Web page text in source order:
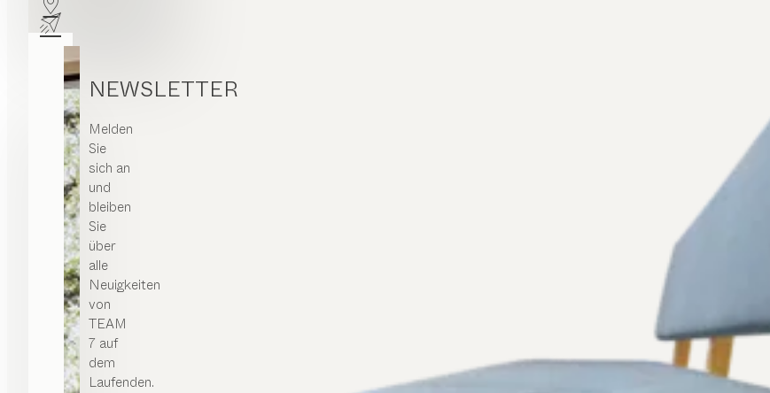
NEWSLETTER
Melden
Sie
sich an
und
bleiben
Sie
über
alle
Neuigkeiten
von
TEAM
7 auf
dem
Laufenden.